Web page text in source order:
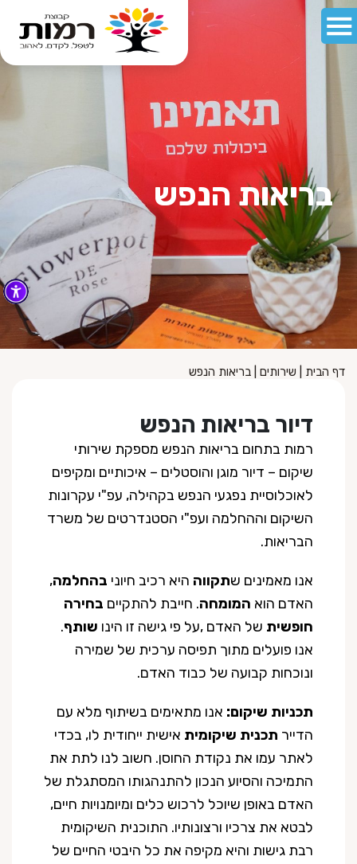
בריאות הנפש
דף הבית שירותים בריאות הנפש
דיור בריאות הנפש
רמות בתחום בריאות הנפש מספקת שירותי
שיקום – דיור מוגן והוסטלים – איכותיים ומקיפים
לאוכלוסיית נפגעי הנפש בקהילה, עפ"י עקרונות
השיקום וההחלמה ועפ"י הסטנדרטים של משרד
הבריאות.
אנו מאמינים שתקווה היא רכיב חיוני בהחלמה,
האדם הוא המומחה. חייבת להתקיים בחירה
חופשית של האדם ,על פי גישה זו הינו שותף.
אנו פועלים מתוך תפיסה ערכית של שמירה
ונוכחות קבועה של כבוד האדם.
תכניות שיקום: אנו מתאימים בשיתוף מלא עם
הדייר תכנית שיקומית אישית ייחודית לו, בכדי
לאתר עמו את נקודת החוסן. חשוב לנו לתת את
התמיכה והסיוע הנכון להתנהגותו המסתגלת של
האדם באופן שיוכל לרכוש כלים ומיומנויות חיים,
לבטא את צרכיו ורצונותיו. התוכנית השיקומית
רבת גישות והיא מקיפה את כל היבטי החיים של